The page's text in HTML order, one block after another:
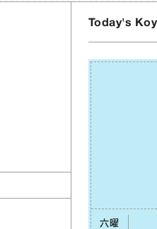
Today's
六曜